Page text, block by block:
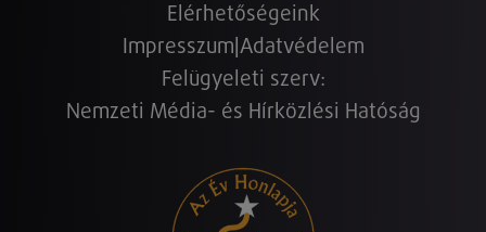
Elérhetőségeink
Impresszum Adatvédelem
Felügyeleti szerv:
Nemzeti Média- és Hírközlési Hatóság